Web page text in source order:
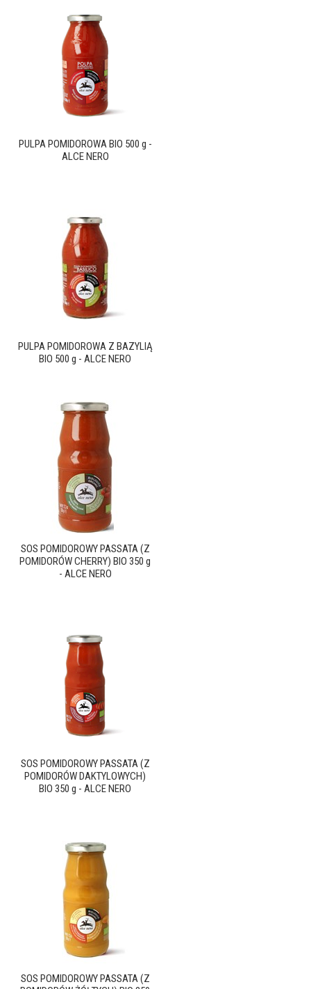
PULPA POMIDOROWA BIO 500 g -
ALCE NERO
PULPA POMIDOROWA Z BAZYLIĄ
BIO 500 g - ALCE NERO
SOS POMIDOROWY PASSATA (Z
POMIDORÓW CHERRY) BIO 350 g
- ALCE NERO
SOS POMIDOROWY PASSATA (Z
POMIDORÓW DAKTYLOWYCH)
BIO 350 g - ALCE NERO
SOS POMIDOROWY PASSATA (Z